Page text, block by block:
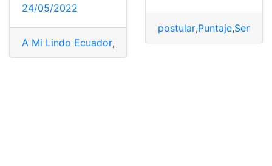
24/05/2022
A Mi Lindo Ecuador, Banco de preguntas,Consultas,
postular,Puntaje,